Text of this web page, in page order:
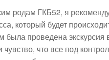
родам ГКБ52, я
который будет
проведена экскурсия
что все под